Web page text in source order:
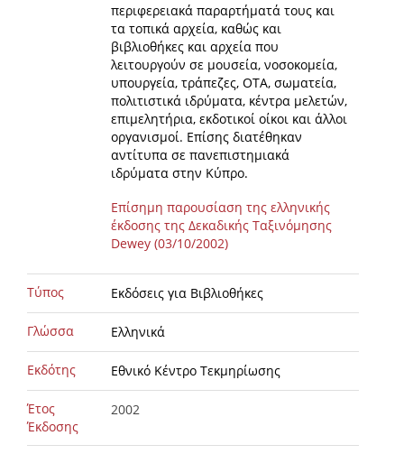
περιφερειακά παραρτήματά τους και
τα τοπικά αρχεία, καθώς και
βιβλιοθήκες και αρχεία που
λειτουργούν σε μουσεία, νοσοκομεία,
υπουργεία, τράπεζες, ΟΤΑ, σωματεία,
πολιτιστικά ιδρύματα, κέντρα μελετών,
επιμελητήρια, εκδοτικοί οίκοι και άλλοι
οργανισμοί. Επίσης διατέθηκαν
αντίτυπα σε πανεπιστημιακά
ιδρύματα στην Κύπρο.
Επίσημη παρουσίαση της ελληνικής
έκδοσης της Δεκαδικής Ταξινόμησης
Dewey (03/10/2002)
Τύπος Εκδόσεις για Βιβλιοθήκες
Γλώσσα Ελληνικά
Εκδότης Εθνικό Κέντρο Τεκμηρίωσης
Έτος
Έκδοσης
2002